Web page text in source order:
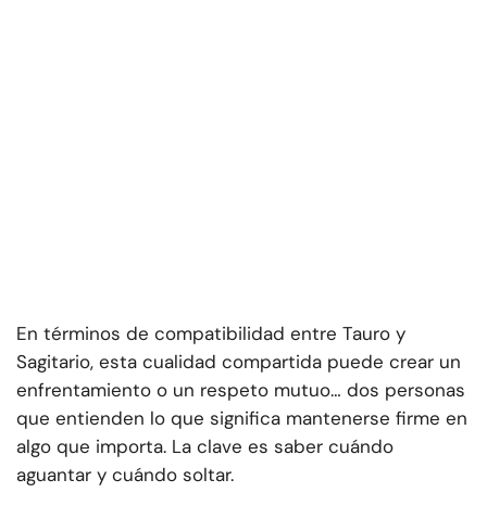
En términos de compatibilidad entre Tauro y
Sagitario, esta cualidad compartida puede crear un
enfrentamiento o un respeto mutuo… dos personas
que entienden lo que significa mantenerse firme en
algo que importa. La clave es saber cuándo
aguantar y cuándo soltar.